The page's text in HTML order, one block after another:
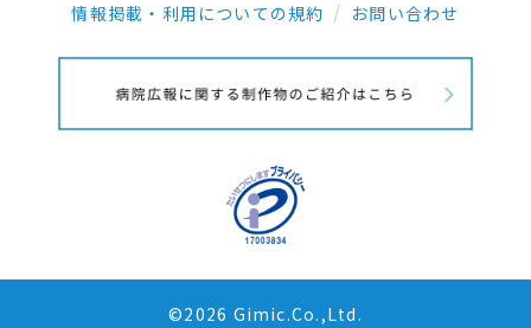
情報掲載・利用についての規約
お問い合わせ
©2026 Gimic.Co.,Ltd.